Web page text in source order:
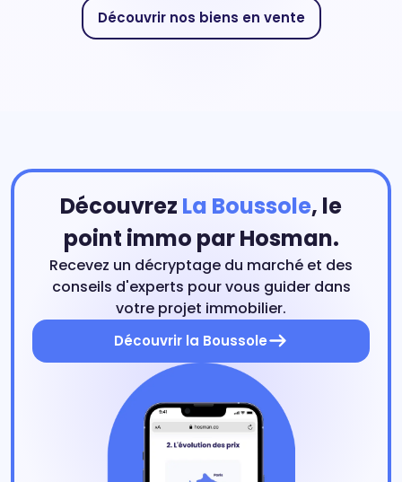
Découvrir nos biens en vente
Découvrez La Boussole, le
point immo par Hosman.
Recevez un décryptage du marché et des
conseils d'experts pour vous guider dans
votre projet immobilier.
Découvrir la Boussole